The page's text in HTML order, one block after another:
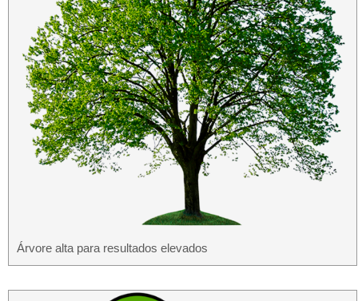
Árvore alta para resultados elevados